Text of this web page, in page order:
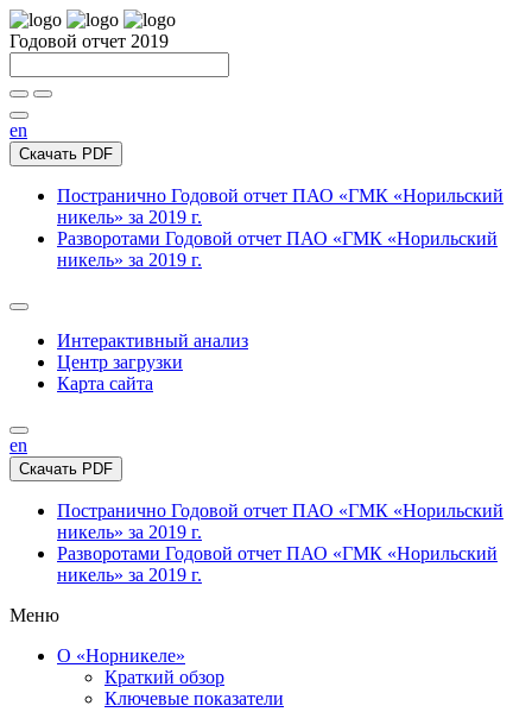
Годовой отчет 2019
en
Скачать PDF
Постранично Годовой отчет ПАО «ГМК «Норильский
никель» за 2019 г.
Разворотами Годовой отчет ПАО «ГМК «Норильский
никель» за 2019 г.
Интерактивный анализ
Центр загрузки
Карта сайта
en
Скачать PDF
Постранично Годовой отчет ПАО «ГМК «Норильский
никель» за 2019 г.
Разворотами Годовой отчет ПАО «ГМК «Норильский
никель» за 2019 г.
Меню
О «Норникеле»
Краткий обзор
Ключевые показатели